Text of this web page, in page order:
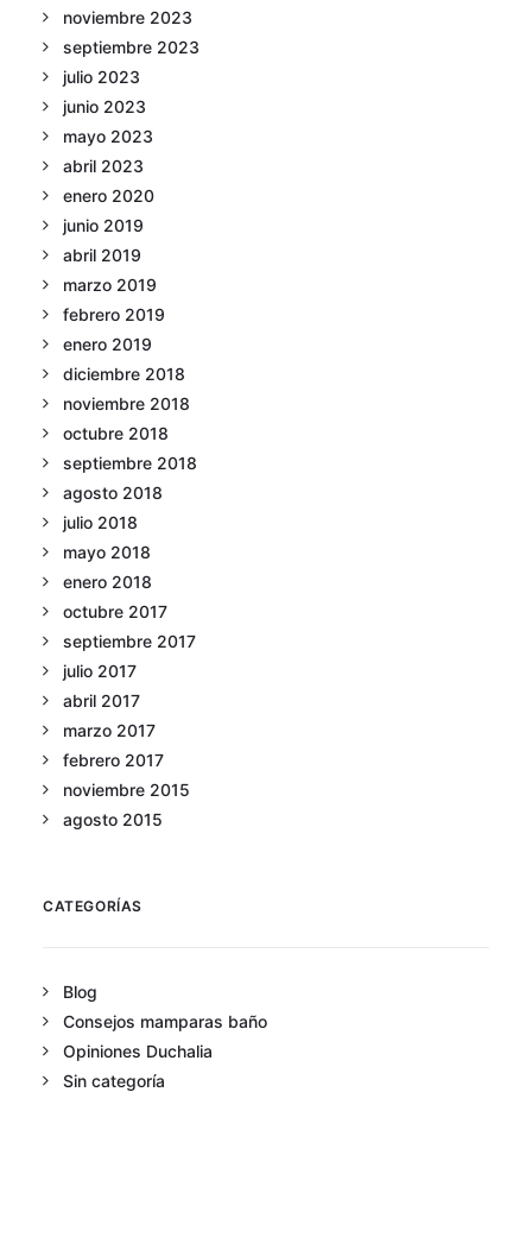
noviembre 2023
septiembre 2023
julio 2023
junio 2023
mayo 2023
abril 2023
enero 2020
junio 2019
abril 2019
marzo 2019
febrero 2019
enero 2019
diciembre 2018
noviembre 2018
octubre 2018
septiembre 2018
agosto 2018
julio 2018
mayo 2018
enero 2018
octubre 2017
septiembre 2017
julio 2017
abril 2017
marzo 2017
febrero 2017
noviembre 2015
agosto 2015
CATEGORÍAS
Blog
Consejos mamparas baño
Opiniones Duchalia
Sin categoría